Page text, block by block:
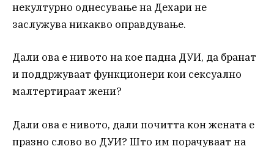
некултурно однесување на Дехари не
заслужува никакво оправдување.
Дали ова е нивото на кое падна ДУИ, да бранат
и поддржуваат функционери кои сексуално
малтертираат жени?
Дали ова е нивото, дали почитта кон жената е
празно слово во ДУИ? Што им порачуваат на